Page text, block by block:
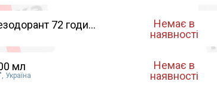
72 годи...
Немає в
наявності
мл
Україна
Немає в
наявності